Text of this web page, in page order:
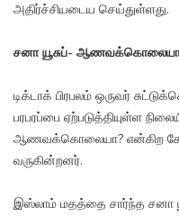
அதிர்ச்சியடைய செய்துள்ளது.
சனா யூசுப்-
டிக்டாக் பிரபலம் ஒருவர்
பரபரப்பை ஏற்படுத்தியுள்ள
ஆணவக்கொலையா? என்கிற
வருகின்றனர்.
இஸ்லாம் மதத்தை சார்ந்த சனா